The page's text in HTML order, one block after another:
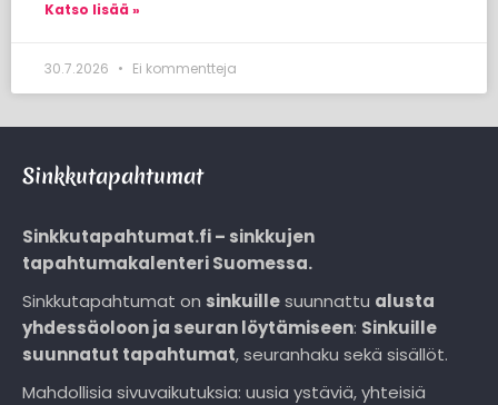
Katso lisää »
30.7.2026 Ei kommentteja
Sinkkutapahtumat
Sinkkutapahtumat.fi – sinkkujen
tapahtumakalenteri Suomessa.
Sinkkutapahtumat on sinkuillesuunnattu alusta
yhdessäoloon ja seuran löytämiseen: Sinkuille
suunnatut tapahtumat, seuranhaku sekä sisällöt.
Mahdollisia sivuvaikutuksia: uusia ystäviä, yhteisiä